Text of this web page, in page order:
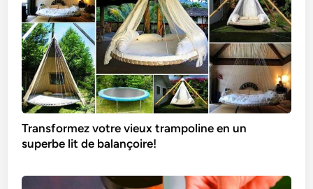
Transformez votre vieux trampoline en un
superbe lit de balançoire!